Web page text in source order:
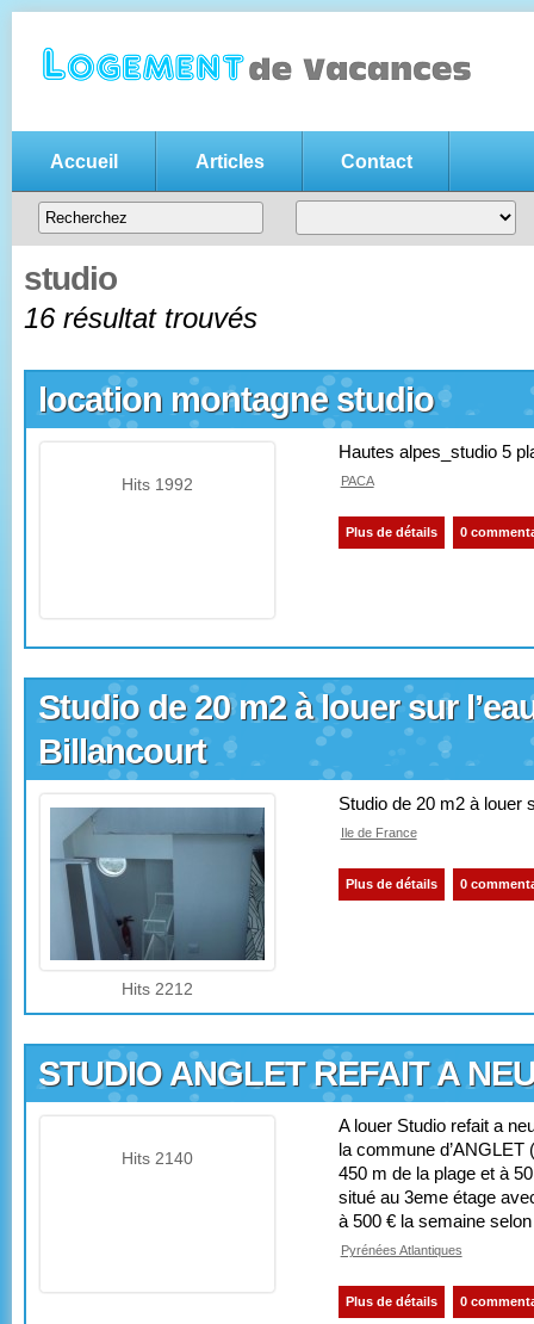
Annonce location vacances
Votreannonce de location de vacances gratuite
, n'hésitez pas
entre particuliers
Accueil Articles Contact
studio
16 résultat trouvés
location montagne studio
Hits 1992
Hautes alpes_studio 5
PACA
Plus de détails 0
Studio de 20 m2 à louer sur
Billancourt
Hits 2212
Studio de 20 m2 à louer
Ile de France
Plus de détails 0
STUDIO ANGLET REFAIT A
Hits 2140
A louer Studio refait a
la commune
450 m de la plage et à
situé au 3eme étage
à 500 € la semaine
Pyrénées Atlantiques
Plus de détails 0